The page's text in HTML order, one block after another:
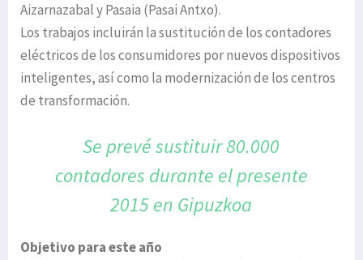
Aizarnazabal y Pasaia (Pasai Antxo).
Los trabajos incluirán la sustitución de los contadores
eléctricos de los consumidores por nuevos dispositivos
inteligentes, así como la modernización de los centros
de transformación.
Se prevé sustituir 80.000
contadores durante el presente
2015 en Gipuzkoa
Objetivo para este año